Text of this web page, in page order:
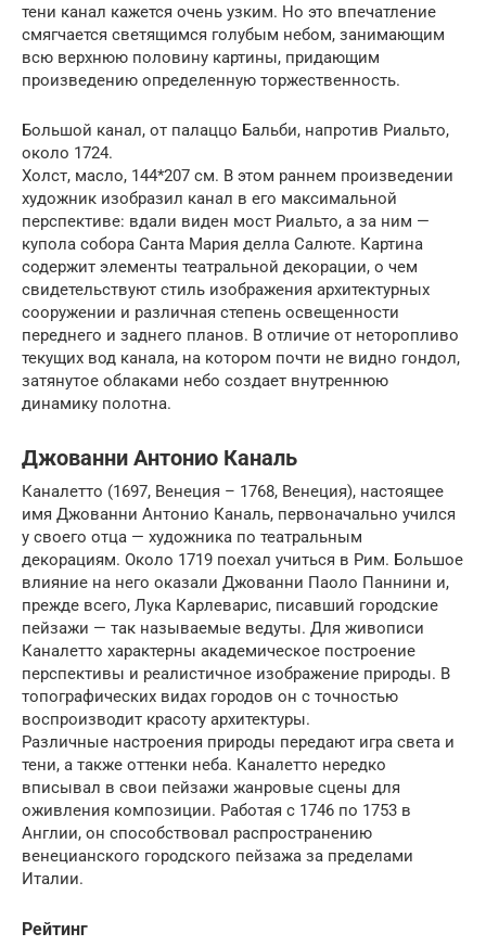
тени канал кажется очень узким. Но это впечатление
смягчается светящимся голубым небом, занимающим
всю верхнюю половину картины, придающим
произведению определенную торжественность.
Большой канал, от палаццо Бальби, напротив Риальто,
около 1724.
Холст, масло, 144*207 см. В этом раннем произведении
художник изобразил канал в его максимальной
перспективе: вдали виден мост Риальто, а за ним —
купола собора Санта Мария делла Салюте. Картина
содержит элементы театральной декорации, о чем
свидетельствуют стиль изображения архитектурных
сооружении и различная степень освещенности
переднего и заднего планов. В отличие от неторопливо
текущих вод канала, на котором почти не видно гондол,
затянутое облаками небо создает внутреннюю
динамику полотна.
Джованни Антонио Каналь
Каналетто (1697, Венеция – 1768, Венеция), настоящее
имя Джованни Антонио Каналь, первоначально учился
у своего отца — художника по театральным
декорациям. Около 1719 поехал учиться в Рим. Большое
влияние на него оказали Джованни Паоло Паннини и,
прежде всего, Лука Карлеварис, писавший городские
пейзажи — так называемые ведуты. Для живописи
Каналетто характерны академическое построение
перспективы и реалистичное изображение природы. В
топографических видах городов он с точностью
воспроизводит красоту архитектуры.
Различные настроения природы передают игра света и
тени, а также оттенки неба. Каналетто нередко
вписывал в свои пейзажи жанровые сцены для
оживления композиции. Работая с 1746 по 1753 в
Англии, он способствовал распространению
венецианского городского пейзажа за пределами
Италии.
Рейтинг